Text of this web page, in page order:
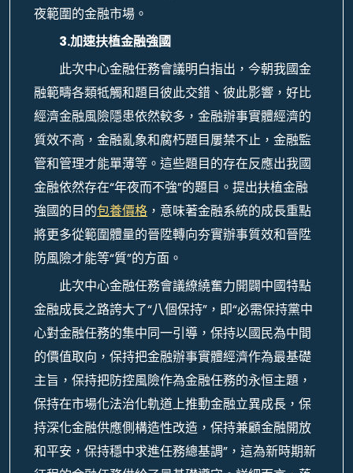
夜範圍的金融市場。
3.加速扶植金融強國
此次中心金融任務會議明白指出，今朝我國金
融範疇各類牴觸和題目彼此交錯、彼此影響，好比
經濟金融風險隱患依然較多，金融辦事實體經濟的
質效不高，金融亂象和腐朽題目屢禁不止，金融監
管和管理才能單薄等。這些題目的存在反應出我國
金融依然存在“年夜而不強”的題目。提出扶植金融
強國的目的包養價格 ，意味著金融系統的成長重點
將更多從範圍體量的晉陞轉向夯實辦事質效和晉陞
防風險才能等“質”的方面。
此次中心金融任務會議繚繞奮力開闢中國特點
金融成長之路誇大了“八個保持”，即“必需保持黨中
心對金融任務的集中同一引導，保持以國民為中間
的價值取向，保持把金融辦事實體經濟作為最基礎
主旨，保持把防控風險作為金融任務的永恒主題，
保持在市場化法治化軌道上推動金融立異成長，保
持深化金融供應側構造性改造，保持兼顧金融開放
和平安，保持穩中求進任務總基調”，這為新時期新